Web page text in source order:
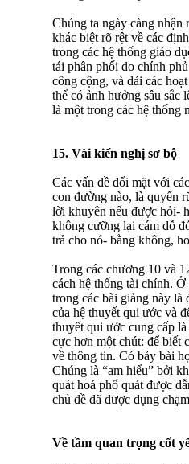
Chúng ta ngày càng nhận
khác biệt rõ rệt về các
trong các hệ thống giáo
tái phân phối do chính
công cộng, và dải các
thể có ảnh hưởng sâu sắc
là một trong các hệ thống
15. Vài kiến nghị sơ bộ
Các vấn đề đối mặt với
con đường nào, là quyến
lời khuyên nếu được hỏi-
không cưỡng lại cám dỗ
trả cho nó- bằng không,
Trong các chương 10 và
cách hệ thống tài chính.
trong các bài giảng này
của hệ thuyết qui ước và
thuyết qui ước cung cấp
cực hơn một chút: để biết
về thông tin. Có bảy bài
Chúng là “am hiểu” bởi
quát hoá phổ quát được
chủ đề đã được đụng
Về tầm quan trọng cốt